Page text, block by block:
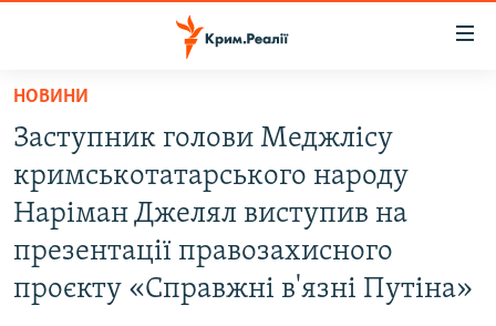
Перейти
основного
матеріалу
Перейти
до
основної
навігації
Перейти
ВОДА.КРИМ
ВІДЕО ТА ФОТО
БЛОГИ
НОВИНИ
Заступник голови Меджлісу
кримськотатарського народу
Наріман Джелял виступив на
презентації правозахисного
проєкту «Справжні в'язні Путіна»